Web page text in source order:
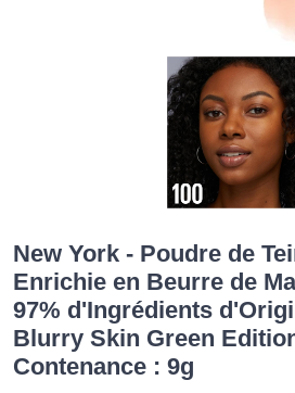
New York - Poudre de
Enrichie en Beurre de
97% d'Ingrédients
Blurry Skin Green
Contenance : 9g